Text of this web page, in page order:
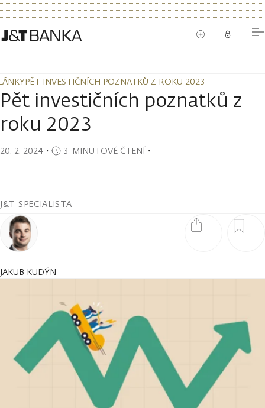
PĚT INVESTIČNÍCH POZNATKŮ Z ROKU 2023
PĚT INVESTIČNÍCH POZNATKŮ Z ROKU 2023
Pět investičních poznatků z
roku 2023
20. 2. 2024 ・ 3-MINUTOVÉ ČTENÍ・
J&T SPECIALISTA
JAKUB KUDÝN